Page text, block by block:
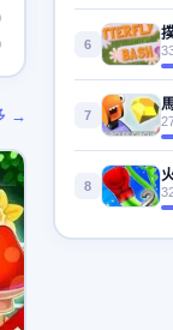
→
6
7
8